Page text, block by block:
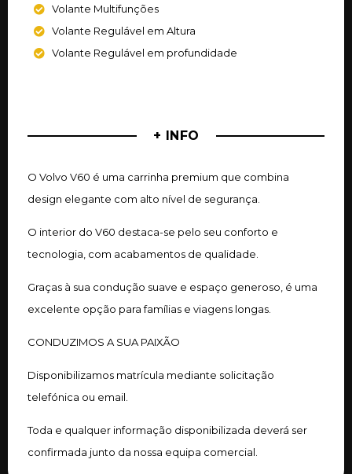
Volante Multifunções
Volante Regulável em Altura
Volante Regulável em profundidade
+ INFO
O Volvo V60 é uma carrinha premium que combina
design elegante com alto nível de segurança.
O interior do V60 destaca-se pelo seu conforto e
tecnologia, com acabamentos de qualidade.
Graças à sua condução suave e espaço generoso, é uma
excelente opção para famílias e viagens longas.
CONDUZIMOS A SUA PAIXÃO
Disponibilizamos matrícula mediante solicitação
telefónica ou email.
Toda e qualquer informação disponibilizada deverá ser
confirmada junto da nossa equipa comercial.